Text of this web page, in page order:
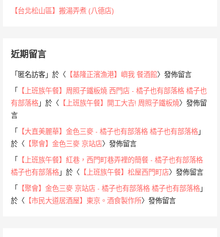
【台北松山區】搬湯弄煮 (八德店)
近期留言
「匿名訪客 」於〈 【基隆正濱漁港】嶼我 餐酒館〉發佈留言
「
【上班族午餐】周照子鐵板燒 西門店 - 橘子也有部落格 橘子也
有部落格 」於〈 【上班族午餐】開工大吉! 周照子鐵板燒〉發佈留
言
「
【大直美麗華】金色三麥 - 橘子也有部落格 橘子也有部落格 」
於〈 【聚會】金色三麥 京站店〉發佈留言
「
【上班族午餐】紅巷，西門町巷弄裡的簡餐 - 橘子也有部落格
橘子也有部落格 」於〈 【上班族午餐】松屋西門町店〉發佈留言
「
【聚會】金色三麥 京站店 - 橘子也有部落格 橘子也有部落格 」
於〈 【市民大道居酒屋】東京。酒食製作所〉發佈留言